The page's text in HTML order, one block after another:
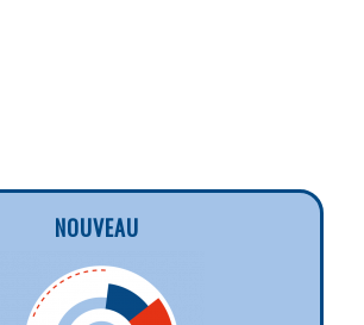
NOUVEAU